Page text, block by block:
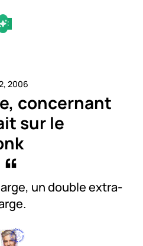
2006
concernant
sur le
un double extra-